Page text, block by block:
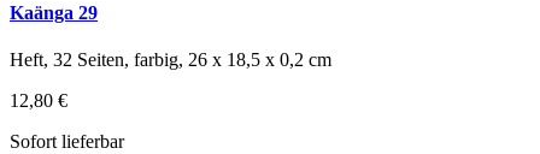
Kaänga 29
Heft, 32 Seiten, farbig, 26 x 18,5 x 0,2 cm
12,80 €
Sofort lieferbar